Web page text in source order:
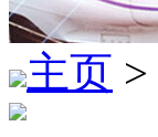
主页 >